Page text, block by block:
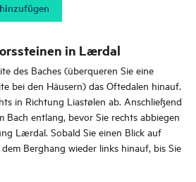
in Lærdal
des Baches (überqueren Sie eine
bei den Häusern) das Oftedalen hinauf.
in Richtung Liastølen ab. Anschließend
Bach entlang, bevor Sie rechts abbiegen
Lærdal. Sobald Sie einen Blick auf
Berghang wieder links hinauf, bis Sie